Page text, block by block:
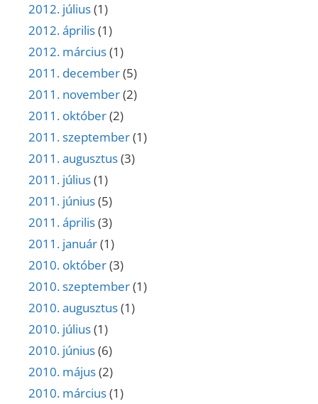
2012. július(1)
2012. április(1)
2012. március(1)
2011. december(5)
2011. november(2)
2011. október(2)
2011. szeptember(1)
2011. augusztus(3)
2011. július(1)
2011. június(5)
2011. április(3)
2011. január(1)
2010. október(3)
2010. szeptember(1)
2010. augusztus(1)
2010. július(1)
2010. június(6)
2010. május(2)
2010. március(1)